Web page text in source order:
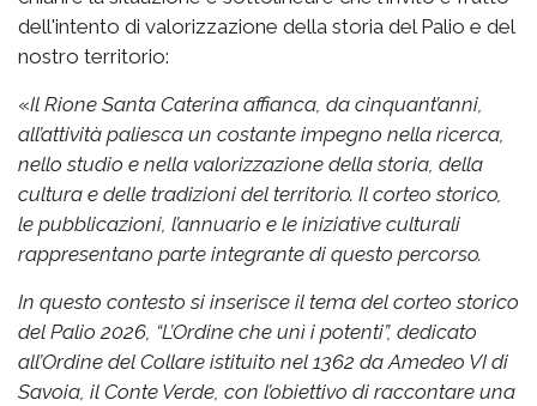
dell'intento di valorizzazione della storia del Palio e del
nostro territorio:
«Il Rione Santa Caterina affianca, da cinquant’anni,
all’attività paliesca un costante impegno nella ricerca,
nello studio e nella valorizzazione della storia, della
cultura e delle tradizioni del territorio. Il corteo storico,
le pubblicazioni, l’annuario e le iniziative culturali
rappresentano parte integrante di questo percorso.
In questo contesto si inserisce il tema del corteo storico
del Palio 2026, “L’Ordine che unì i potenti”, dedicato
all’Ordine del Collare istituito nel 1362 da Amedeo VI di
Savoia, il Conte Verde, con l’obiettivo di raccontare una